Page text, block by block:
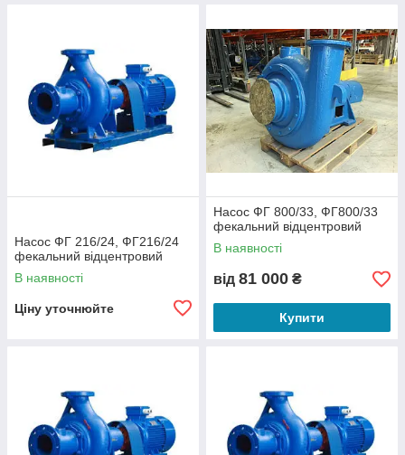
Насос ФГ 216/24, ФГ216/24
фекальний відцентровий
В наявності
Ціну уточнюйте
Насос ФГ 800/33, ФГ800/33
фекальний відцентровий
В наявності
від 81 000 ₴
Купити